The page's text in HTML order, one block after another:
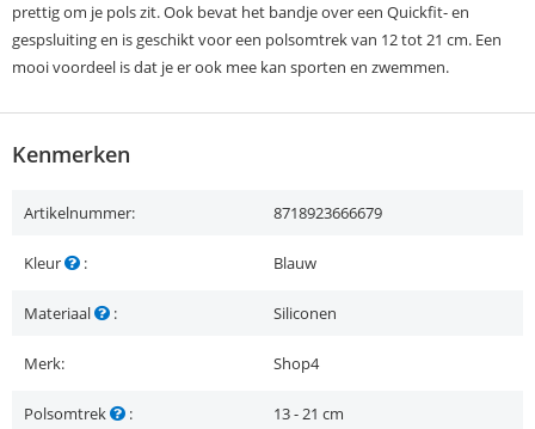
prettig om je pols zit. Ook bevat het bandje over een Quickfit- en
gespsluiting en is geschikt voor een polsomtrek van 12 tot 21 cm. Een
mooi voordeel is dat je er ook mee kan sporten en zwemmen.
Kenmerken
Artikelnummer: 8718923666679
Kleur : Blauw
Materiaal : Siliconen
Merk: Shop4
Polsomtrek : 13 - 21 cm